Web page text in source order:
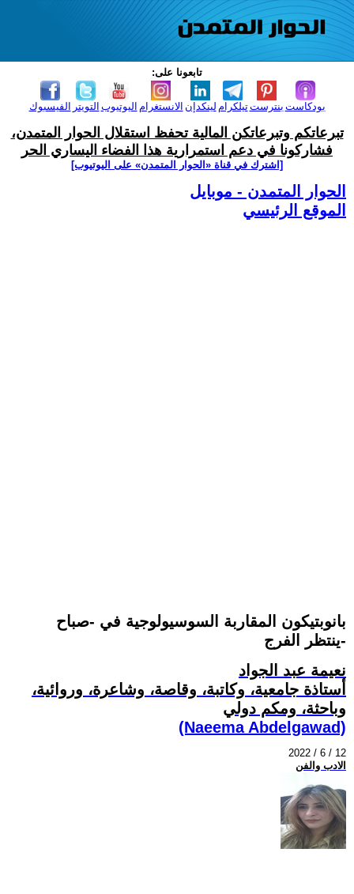
تابعونا على:
الفيسبوك التويتر اليوتيوب الانستغرام لينكدإن تيلكرامبنترست بودكاست
تبرعاتكم وتبرعاتكن المالية تحفظ استقلال الحوار المتمدن،
فشاركونا في دعم استمرارية هذا الفضاء اليساري الحر
[اشترك في قناة ‫«الحوار المتمدن» على اليوتيوب]
الحوار المتمدن - موبايل
الموقع الرئيسي
بانوبتيكون المقاربة السوسيولوجية في -صباح
ينتظر الفرج-
نعيمة عبد الجواد
أستاذة جامعية، وكاتبة، وقاصة، وشاعرة، وروائية،
وباحثة، ومكم دولي
(Naeema Abdelgawad)
2022 / 6 / 12
الادب والفن